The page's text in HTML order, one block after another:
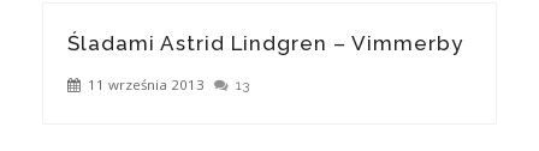
Śladami Astrid Lindgren – Vimmerby
11 września 2013 13